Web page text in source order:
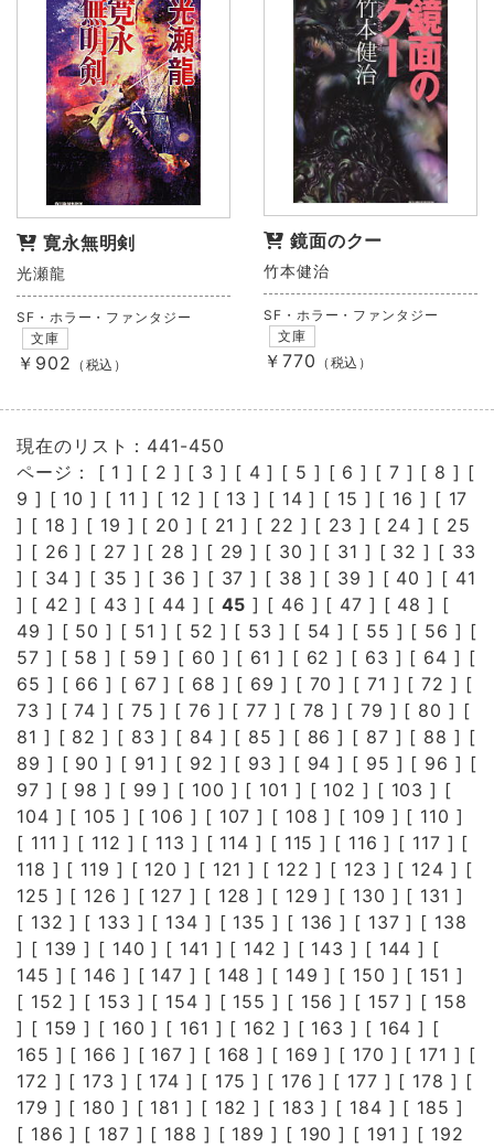
寛永無明剣
光瀬龍
SF・ホラー・ファンタジー
文庫
￥902 （税込）
鏡面のクー
竹本健治
SF・ホラー・ファンタジー
文庫
￥770 （税込）
現在のリスト：441-450
ページ： [ 1 ] [ 2 ] [ 3 ] [ 4 ] [ 5 ] [ 6 ] [ 7 ] [ 8 ] [
9 ] [ 10 ] [ 11 ] [ 12 ] [ 13 ] [ 14 ] [ 15 ] [ 16 ] [ 17
] [ 18 ] [ 19 ] [ 20 ] [ 21 ] [ 22 ] [ 23 ] [ 24 ] [ 25
] [ 26 ] [ 27 ] [ 28 ] [ 29 ] [ 30 ] [ 31 ] [ 32 ] [ 33
] [ 34 ] [ 35 ] [ 36 ] [ 37 ] [ 38 ] [ 39 ] [ 40 ] [ 41
] [ 42 ] [ 43 ] [ 44 ] [ 45 ] [ 46 ] [ 47 ] [ 48 ] [
49 ] [ 50 ] [ 51 ] [ 52 ] [ 53 ] [ 54 ] [ 55 ] [ 56 ] [
57 ] [ 58 ] [ 59 ] [ 60 ] [ 61 ] [ 62 ] [ 63 ] [ 64 ] [
65 ] [ 66 ] [ 67 ] [ 68 ] [ 69 ] [ 70 ] [ 71 ] [72 ] [
73 ] [74 ] [ 75 ] [ 76 ] [77 ] [ 78 ] [ 79 ] [ 80 ] [
81 ] [ 82 ] [ 83 ] [ 84 ] [ 85 ] [ 86 ] [ 87 ] [ 88 ] [
89 ] [ 90 ] [ 91 ] [ 92 ] [ 93 ] [ 94 ] [ 95 ] [ 96 ] [
97 ] [ 98 ] [ 99 ] [ 100 ] [ 101 ] [ 102 ] [ 103 ] [
104 ] [ 105 ] [ 106 ] [ 107 ] [ 108 ] [ 109 ] [ 110 ]
[ 111 ] [ 112 ] [ 113 ] [ 114 ] [ 115 ] [ 116 ] [ 117 ] [
118 ] [ 119 ] [ 120 ] [ 121 ] [ 122 ] [ 123 ] [ 124 ] [
125 ] [ 126 ] [ 127 ] [ 128 ] [ 129 ] [ 130 ] [ 131 ]
[ 132 ] [ 133 ] [ 134 ] [ 135 ] [ 136 ] [ 137 ] [ 138
] [ 139 ] [ 140 ] [ 141 ] [ 142 ] [ 143 ] [ 144 ] [
145 ] [ 146 ] [ 147 ] [ 148 ] [ 149 ] [ 150 ] [ 151 ]
[ 152 ] [ 153 ] [ 154 ] [ 155 ] [ 156 ] [ 157 ] [ 158
] [ 159 ] [ 160 ] [ 161 ] [ 162 ] [ 163 ] [ 164 ] [
165 ] [ 166 ] [ 167 ] [ 168 ] [ 169 ] [ 170 ] [ 171 ] [
172 ] [ 173 ] [ 174 ] [ 175 ] [ 176 ] [ 177 ] [ 178 ] [
179 ] [ 180 ] [ 181 ] [ 182 ] [ 183 ] [ 184 ] [ 185 ]
[ 186 ] [ 187 ] [ 188 ] [ 189 ] [ 190 ] [ 191 ] [ 192